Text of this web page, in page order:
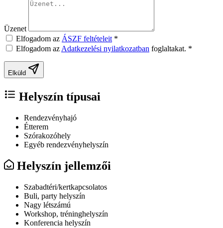
Üzenet
Elfogadom az ÁSZF feltételeit *
Elfogadom azAdatkezelési nyilatkozatban foglaltakat. *
Elküld
Helyszín típusai
Rendezvényhajó
Étterem
Szórakozóhely
Egyéb rendezvényhelyszín
Helyszín jellemzői
Szabadtéri/kertkapcsolatos
Buli, party helyszín
Nagy létszámú
Workshop, tréninghelyszín
Konferencia helyszín